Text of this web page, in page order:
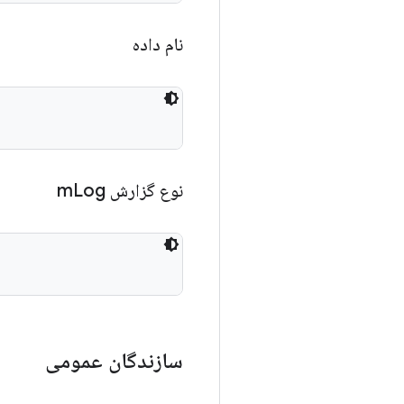
نام داده
نوع گزارش m Log
سازندگان عمومی